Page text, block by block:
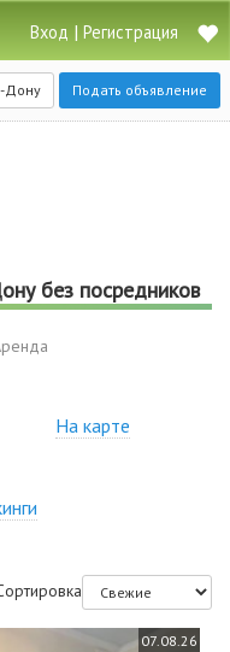
Вход | Регистрация
Дону Подать объявление
без посредников
На карте
07.08.26